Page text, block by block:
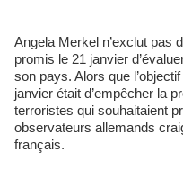
Angela Merkel n’exclut pas d’aider davantage la France et a
promis le 21 janvier
son pays. Alors que
janvier était d’empêcher la
terroristes qui souhaitaient
observateurs allemands
français.